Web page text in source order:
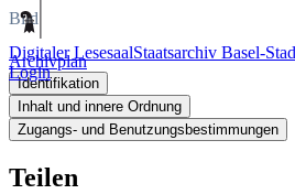
Digitaler LesesaalStaatsarchiv Basel-
Login
Bild
Archivplan
Identifikation
Inhalt und innere Ordnung
Zugangs- und Benutzungsbestimmungen
Teilen